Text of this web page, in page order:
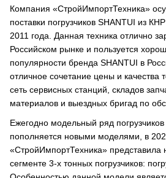
Компания «СтройИмпортТехника»
поставки погрузчиков SHANTUI из
2011 года. Данная техника отлично
Российском рынке и пользуется
популярности бренда SHANTUI в
отличное сочетание цены и качества
сеть сервисных станций, складов
материалов и выездных бригад по
Ежегодно модельный ряд
пополняется новыми моделями, в
«СтройИмпортТехника» представила
сегменте 3-х тонных погрузчиков: